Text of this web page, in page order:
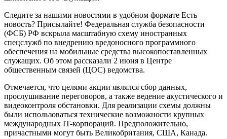
Следите за нашими новостями в удобном формате Есть
новость? Присылайте! Федеральная служба безопасности
(ФСБ) РФ вскрыла масштабную схему иностранных
спецслужб по внедрению вредоносного программного
обеспечения на мобильные средства высокопоставленных
служащих. Об этом рассказали 2 июня в Центре
общественным связей (ЦОС) ведомства.
Отмечается, что целями акции являлся сбор данных,
прослушивание переговоров, а также ведение акустического и
видеоконтроля обстановки. Для реализации схемы должны
были использоваться технические возможности крупных
международных IT-корпораций. Предположительно,
причастными могут быть Великобритания, США, Канада.